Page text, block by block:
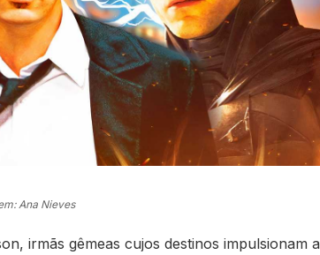
Ana Nieves
irmãs gêmeas cujos destinos impulsionam a